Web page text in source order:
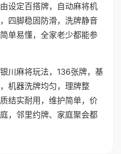
设定百搭牌，自动麻将机
四脚稳固防滑，洗牌静音
单易懂，全家老少都能参
川麻将玩法，136张牌，基
机器洗牌均匀，理牌整
结实耐用，维护简单，价
，邻里约牌、家庭聚会都